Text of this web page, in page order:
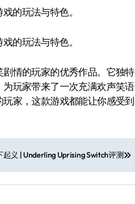
的玩法与特色。
的玩法与特色。
剧情的玩家的优秀作品。它独特
玩家带来了一次充满欢声笑语
家，这款游戏都能让你感受到
起义 | Underling Uprising Switch评测